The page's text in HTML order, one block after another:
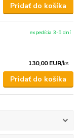
Pridať do košíka
130,00 EUR/ks
expedícia 3-5 dní
Pridať do košíka